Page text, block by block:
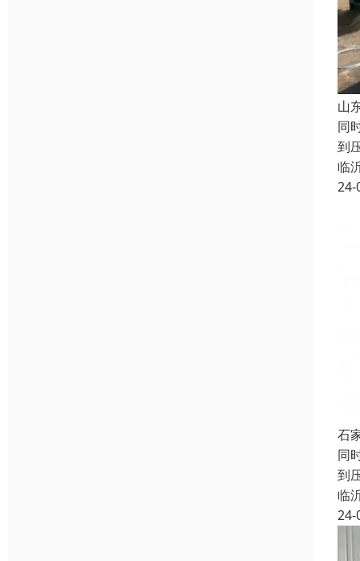
山
同
到
临
24-
石
同
到
临
24-